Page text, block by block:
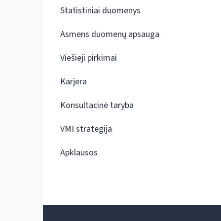
Statistiniai duomenys
Asmens duomenų apsauga
Viešieji pirkimai
Karjera
Konsultacinė taryba
VMI strategija
Apklausos